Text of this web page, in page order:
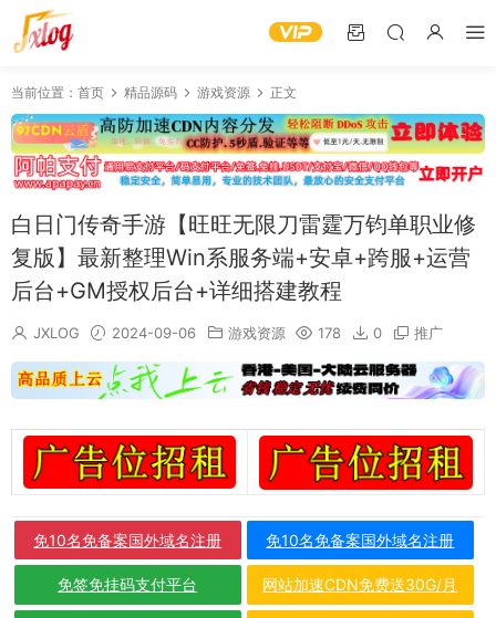
当前位置： 首页 精品源码 游戏资源 正文
白日门传奇手游【旺旺无限刀雷霆万钧单职业修
复版】最新整理Win系服务端+安卓+跨服+运营
后台+GM授权后台+详细搭建教程
JXLOG 2024-09-06 游戏资源 178 0 推广
免10名免备案国外域名注册 免10名免备案国外域名注册
免签免挂码支付平台 网站加速CDN免费送30G/月